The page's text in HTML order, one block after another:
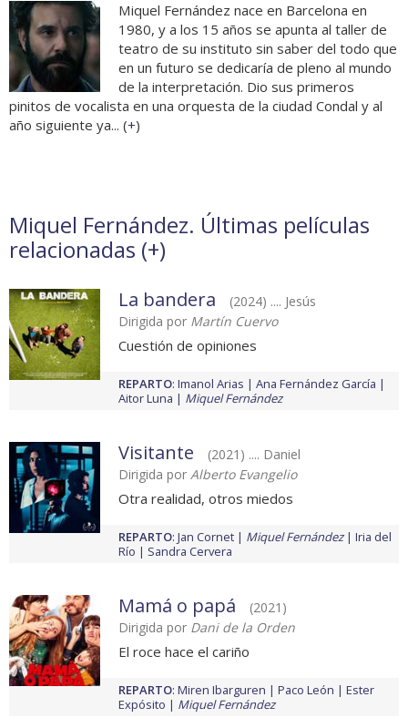
Miquel Fernández nace en Barcelona en
1980, y a los 15 años se apunta al taller de
teatro de su instituto sin saber del todo que
en un futuro se dedicaría de pleno al mundo
de la interpretación. Dio sus primeros
pinitos de vocalista en una orquesta de la ciudad Condal y al
año siguiente ya... (+)
Miquel Fernández. Últimas películas
relacionadas (+)
La bandera
(2024) .... Jesús
Dirigida por Martín Cuervo
Cuestión de opiniones
REPARTO: Imanol Arias
Ana Fernández García
Aitor Luna
Miquel Fernández
Visitante
(2021) .... Daniel
Dirigida por Alberto Evangelio
Otra realidad, otros miedos
REPARTO: Jan Cornet Miquel Fernández
Iria del
Río
Sandra Cervera
Mamá o papá
(2021)
Dirigida por Dani de la Orden
El roce hace el cariño
REPARTO: Miren Ibarguren Paco León
Ester
Expósito
Miquel Fernández